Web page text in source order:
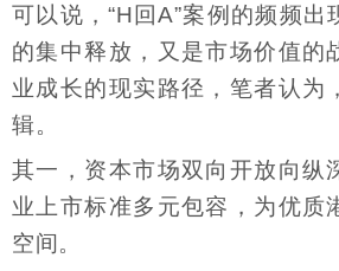
可以说，“H回A”案例的频频出
的集中释放，又是市场价值的
业成长的现实路径，笔者认为
辑。
其一，资本市场双向开放向纵
业上市标准多元包容，为优质
空间。